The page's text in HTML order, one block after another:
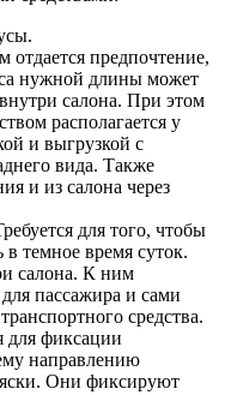
предпочтение,
нужной длины может
салона. При этом
располагается у
и выгрузкой с
вида. Также
и из салона через
для того, чтобы
темное время суток.
салона. К ним
пассажира и сами
средства.
для фиксации
направлению
Они фиксируют